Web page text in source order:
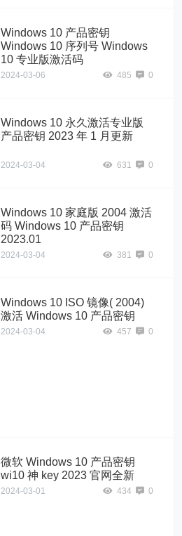
Windows 10 产品密钥
Windows 10 序列号 Windows
10 专业版激活码
2024-03-06 485 0
Windows 10 永久激活专业版
产品密钥 2023 年 1 月更新
2024-03-04 631 0
Windows 10 家庭版 2004 激活
码 Windows 10 产品密钥
2023.01
2024-03-04 381 0
Windows 10 ISO 镜像( 2004)
激活 Windows 10 产品密钥
2024-03-04 457 0
微软 Windows 10 产品密钥
wi10 神 key 2023 官网全新
2024-03-01 434 0